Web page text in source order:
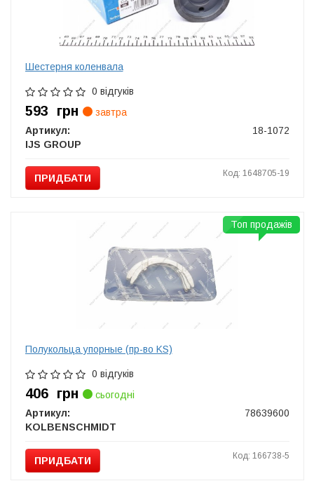
Шестерня коленвала
0 відгуків
593 грн
завтра
Артикул:
18-1072
IJS GROUP
ПРИДБАТИ Код: 1648705-19
Полукольца упорные (пр-во KS)
0 відгуків
406 грн
сьогодні
Артикул:
78639600
KOLBENSCHMIDT
ПРИДБАТИ Код: 166738-5
Топ продажів